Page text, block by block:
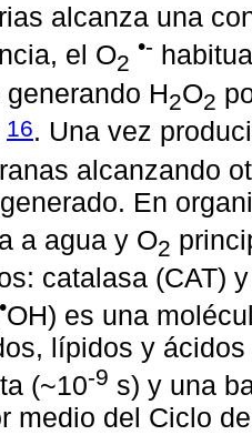
alcanza una
el O2
•-
H2O2
16. Una vez
alcanzando
En
a agua y O2
catalasa (CAT)
•OH) es una
lípidos y
(~10-9 s) y una
medio del Ciclo